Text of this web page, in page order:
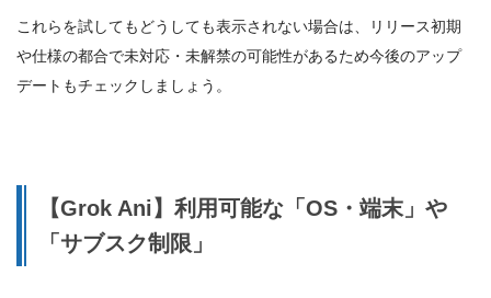
これらを試してもどうしても表示されない場合は、リリース初期
や仕様の都合で未対応・未解禁の可能性があるため今後のアップ
デートもチェックしましょう。
【Grok Ani】利用可能な「OS・端末」や
「サブスク制限」